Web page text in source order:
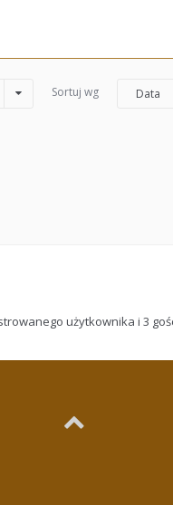
Sortuj wg Data
użytkownika i 3